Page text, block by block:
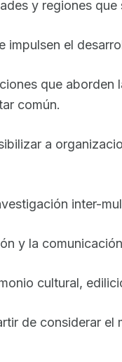
y regiones
impulsen el
que
común.
a
inter-
y la
cultural,
de considerar